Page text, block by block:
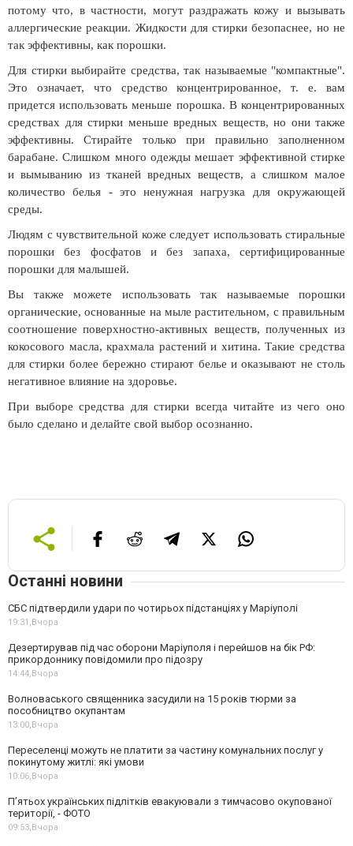
потому что, в частности, могут раздражать кожу и вызывать
аллергические реакции. Жидкости для стирки безопаснее, но не
так эффективны, как порошки.
Для стирки выбирайте средства, так называемые "компактные".
Это означает, что средство концентрированное, т. е. вам
придется использовать меньше порошка. В концентрированных
средствах для стирки меньше вредных веществ, но они также
эффективны. Стирайте только при правильно заполненном
барабане. Слишком много одежды мешает эффективной стирке
и вымыванию из тканей вредных веществ, а слишком малое
количество белья - это ненужная нагрузка для окружающей
среды.
Людям с чувствительной коже следует использовать стиральные
порошки без фосфатов и без запаха, сертифицированные
порошки для малышей.
Вы также можете использовать так называемые порошки
органические, основанные на мыле растительном, с правильным
соотношение поверхностно-активных веществ, полученных из
кокосового масла, крахмала растений и хитина. Такие средства
для стирки более бережно стирают белье и оказывают не столь
негативное влияние на здоровье.
При выборе средства для стирки всегда читайте из чего оно
было сделано и делайте свой выбор осознанно.
Останні новини
СБС підтвердили удари по чотирьох підстанціях у Маріуполі
19:31,Вчора
Дезертирував під час оборони Маріуполя і перейшов на бік РФ:
прикордоннику повідомили про підозру
14:44,Вчора
Волноваського священника засудили на 15 років тюрми за
пособництво окупантам
13:00,Вчора
Переселенці можуть не платити за частину комунальних послуг у
покинутому житлі: які умови
10:06,Вчора
П’ятьох українських підлітків евакуювали з тимчасово окупованої
території, - ФОТО
09:53,Вчора